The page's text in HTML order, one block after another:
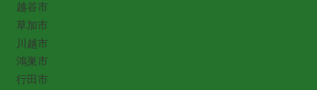
越谷市
草加市
川越市
鴻巣市
行田市